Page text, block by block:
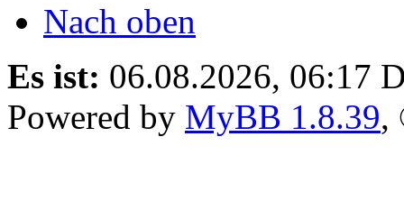
Nach oben
Es ist: 06.08.2026, 06:17
Powered by MyBB 1.8.39,